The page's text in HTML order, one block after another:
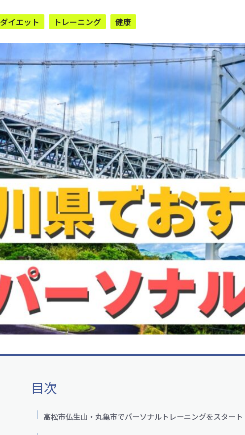
ダイエット トレーニング 健康
目次
高松市仏生山・丸亀市でパーソナルトレーニングをスタート